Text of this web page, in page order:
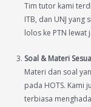
Tim tutor kami
ITB, dan UNJ
lolos ke PTN lewat
Soal & Materi
Materi dan soal
pada HOTS. Kami
terbiasa